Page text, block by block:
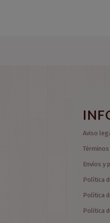
Aviso
Envíos y
Política
Política
Política